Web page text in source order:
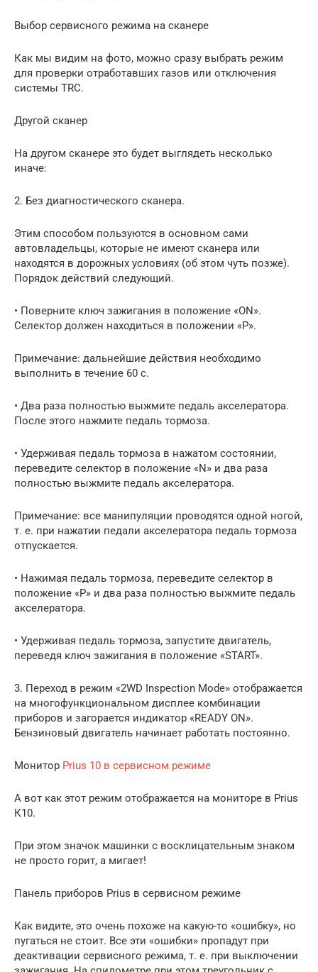
Выбор сервисного режима на сканере
Как мы видим на фото, можно сразу выбрать режим
для проверки отработавших газов или отключения
системы TRC.
Другой сканер
На другом сканере это будет выглядеть несколько
иначе:
2. Без диагностического сканера.
Этим способом пользуются в основном сами
автовладельцы, которые не имеют сканера или
находятся в дорожных условиях (об этом чуть позже).
Порядок действий следующий.
• Поверните ключ зажигания в положение «ON».
Селектор должен находиться в положении «P».
Примечание: дальнейшие действия необходимо
выполнить в течение 60 с.
• Два раза полностью выжмите педаль акселератора.
После этого нажмите педаль тормоза.
• Удерживая педаль тормоза в нажатом состоянии,
переведите селектор в положение «N» и два раза
полностью выжмите педаль акселератора.
Примечание: все манипуляции проводятся одной ногой,
т. е. при нажатии педали акселератора педаль тормоза
отпускается.
• Нажимая педаль тормоза, переведите селектор в
положение «P» и два раза полностью выжмите педаль
акселератора.
• Удерживая педаль тормоза, запустите двигатель,
переведя ключ зажигания в положение «START».
3. Переход в режим «2WD Inspection Mode» отображается
на многофункциональном дисплее комбинации
приборов и загорается индикатор «READY ON».
Бензиновый двигатель начинает работать постоянно.
Монитор Prius 10 в сервисном режиме
А вот как этот режим отображается на мониторе в Prius
К10.
При этом значок машинки с восклицательным знаком
не просто горит, а мигает!
Панель приборов Prius в сервисном режиме
Как видите, это очень похоже на какую-то «ошибку», но
пугаться не стоит. Все эти «ошибки» пропадут при
деактивации сервисного режима, т. е. при выключении